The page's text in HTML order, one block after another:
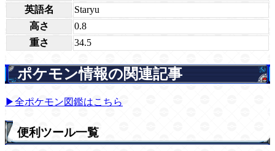
英語名
Staryu
高さ
0.8
重さ
34.5
ポケモン情報の関連記事
▶全ポケモン図鑑はこちら
便利ツール一覧